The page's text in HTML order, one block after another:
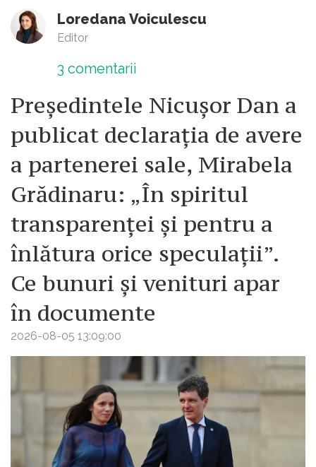
Loredana Voiculescu
Editor
3 comentarii
Președintele Nicușor Dan a
publicat declarația de avere
a partenerei sale, Mirabela
Grădinaru: „În spiritul
transparenței și pentru a
înlătura orice speculații”.
Ce bunuri și venituri apar
în documente
2026-08-05 13:09:00